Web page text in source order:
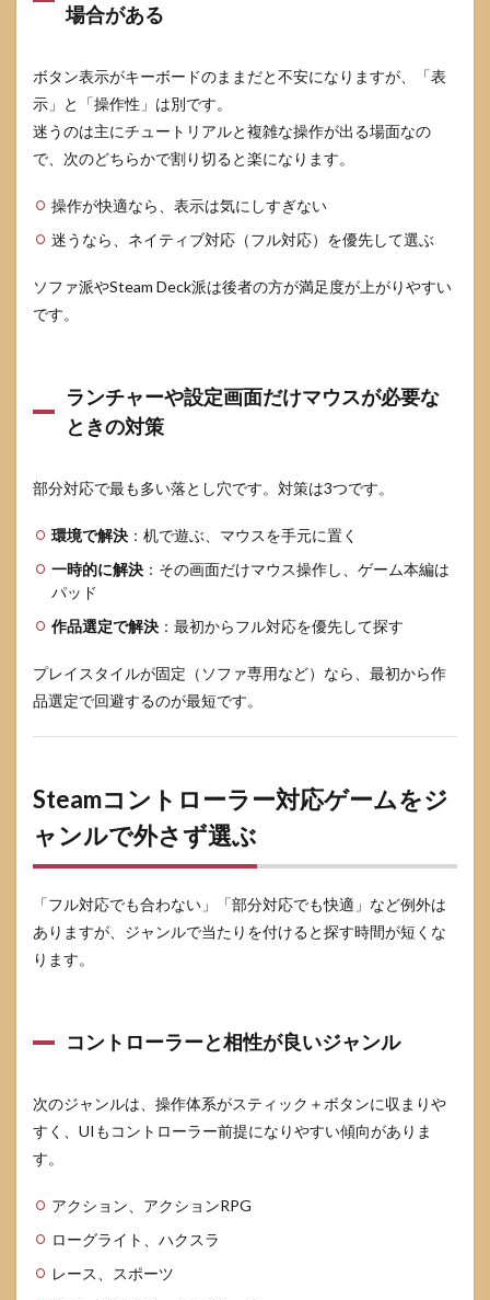
場合がある
ボタン表示がキーボードのままだと不安になりますが、「表
示」と「操作性」は別です。
迷うのは主にチュートリアルと複雑な操作が出る場面なの
で、次のどちらかで割り切ると楽になります。
操作が快適なら、表示は気にしすぎない
迷うなら、ネイティブ対応（フル対応）を優先して選ぶ
ソファ派やSteam Deck派は後者の方が満足度が上がりやすい
です。
ランチャーや設定画面だけマウスが必要な
ときの対策
部分対応で最も多い落とし穴です。対策は3つです。
環境で解決 ：机で遊ぶ、マウスを手元に置く
一時的に解決 ：その画面だけマウス操作し、ゲーム本編は
パッド
作品選定で解決 ：最初からフル対応を優先して探す
プレイスタイルが固定（ソファ専用など）なら、最初から作
品選定で回避するのが最短です。
Steamコントローラー対応ゲームをジ
ャンルで外さず選ぶ
「フル対応でも合わない」「部分対応でも快適」など例外は
ありますが、ジャンルで当たりを付けると探す時間が短くな
ります。
コントローラーと相性が良いジャンル
次のジャンルは、操作体系がスティック＋ボタンに収まりや
すく、UIもコントローラー前提になりやすい傾向がありま
す。
アクション、アクションRPG
ローグライト、ハクスラ
レース、スポーツ